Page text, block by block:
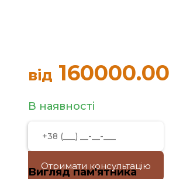
від 160000.00
В наявності
Отримати консультацію
Вигляд пам'ятника